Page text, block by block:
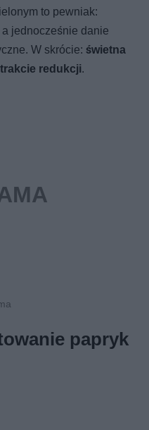
to pewniak:
jednocześnie danie
W skrócie:świetna
redukcji.
papryk